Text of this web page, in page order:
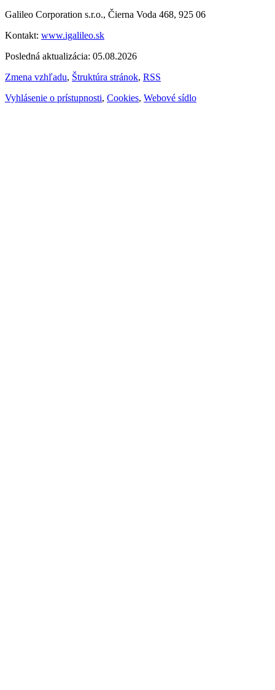
Galileo Corporation s.r.o., Čierna Voda 468, 925 06
Kontakt: www.igalileo.sk
Posledná aktualizácia: 05.08.2026
Zmena vzhľadu, Štruktúra stránok, RSS
Vyhlásenie o prístupnosti, Cookies, Webové sídlo